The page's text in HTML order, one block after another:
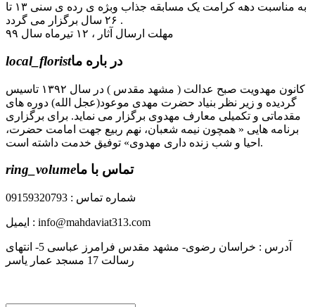
به مناسبت دهه کرامت یک مسابقه جذاب وبژه ی رده ی سنی ۱۳ تا
۲۶ سال برگزار می گردد .
مهلت ارسال آثار ، ۱۲ تیرماه سال ۹۹
local_floristدر باره ما
کانون مهدویت صبح عدالت ( مشهد مقدس ) در سال ۱۳۹۲ تاسیس
گردیده و زیر نظر بنیاد حضرت مهدی موعود(عجل الله) دوره های
مقدماتی و تکمیلی معارف مهدوی برگزار می نماید. برای برگزاری
برنامه هایی « همچون نیمه شعبان، نهم ربیع جهت امامت حضرت،
احیا و شب زنده داری مهدوی» توفیق خدمت داشته است.
ring_volumeتماس با ما
شماره تماس : 09159320793
ایمیل : info@mahdaviat313.com
آدرس : خراسان رضوی- مشهد مقدس فرامرز عباسی 5- انتهای
رسالت 17 مسجد عمار یاسر